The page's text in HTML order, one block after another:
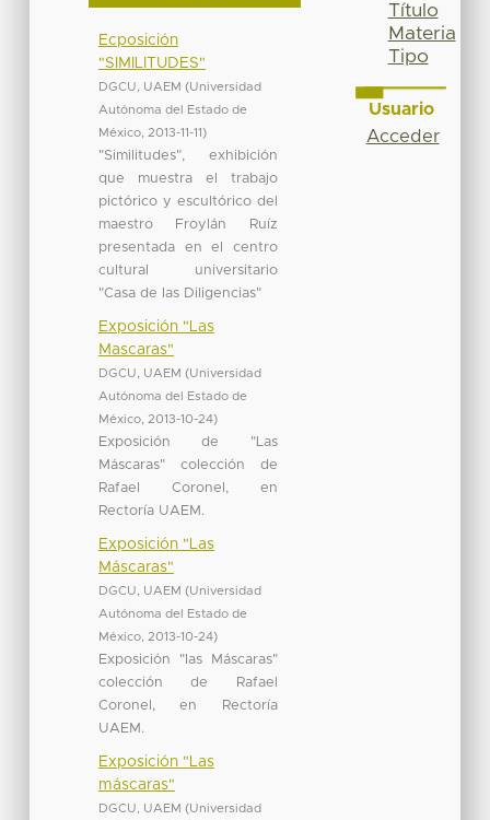
Ecposición
"SIMILITUDES"
DGCU, UAEM (Universidad
Autónoma del Estado de
México, 2013-11-11)
"Similitudes", exhibición
que muestra el trabajo
pictórico y escultórico del
maestro Froylán Ruíz
presentada en el centro
cultural universitario
"Casa de las Diligencias"
Exposición "Las
Mascaras"
DGCU, UAEM (Universidad
Autónoma del Estado de
México, 2013-10-24)
Exposición de "Las
Máscaras" colección de
Rafael Coronel, en
Rectoría UAEM.
Exposición "Las
Máscaras"
DGCU, UAEM (Universidad
Autónoma del Estado de
México, 2013-10-24)
Exposición "las Máscaras"
colección de Rafael
Coronel, en Rectoría
UAEM.
Exposición "Las
máscaras"
DGCU, UAEM (Universidad
Título
Materia
Tipo
Usuario
Acceder